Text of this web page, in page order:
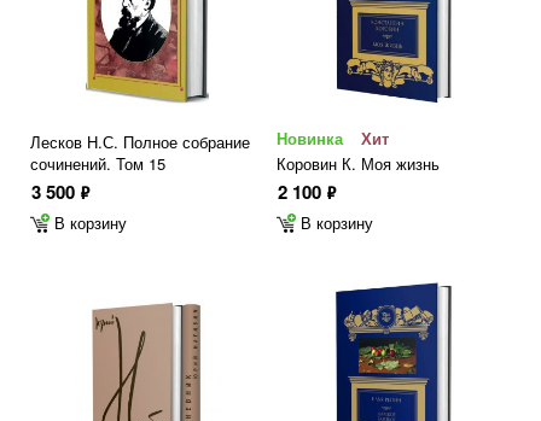
Лесков Н.С. Полное собрание
сочинений. Том 15
3 500 ф
В корзину
Новинка
Хит
Коровин К. Моя жизнь
2 100 ф
В корзину